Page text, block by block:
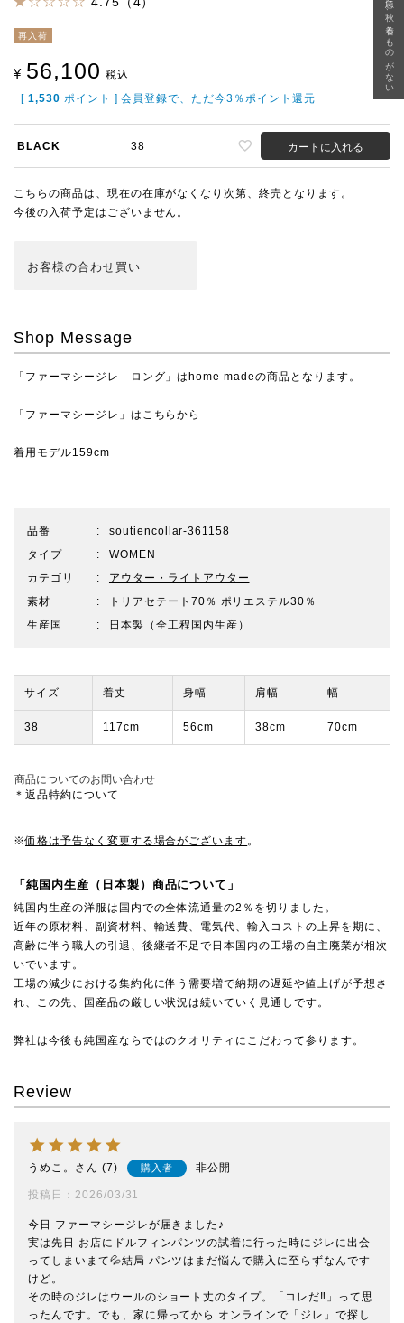
再入荷
¥ 56,100 税込
[ 1,530 ポイント ] 会員登録で、ただ今3％ポイント還元
BLACK 38 カートに入れる
こちらの商品は、現在の在庫がなくなり次第、終売となります。
今後の入荷予定はございません。
お客様の合わせ買い
Shop Message
「ファーマシージレ ロング」はhome madeの商品となります。
「ファーマシージレ」は こちらから
着用モデル159cm
品番
soutiencollar-361158
タイプ
WOMEN
カテゴリ
アウター・ライトアウター
素材
トリアセテート70％ ポリエステル30％
生産国
日本製（全工程国内生産）
サイズ 着丈 身幅 肩幅 幅
38 117cm 56cm 38cm 70cm
商品についてのお問い合わせ
＊返品特約について
※価格は予告なく変更する場合がございます。
「純国内生産（日本製）商品について」
純国内生産の洋服は国内での全体流通量の2％を切りました。
近年の原材料、副資材料、輸送費、電気代、輸入コストの上昇を期に、
高齢に伴う職人の引退、後継者不足で日本国内の工場の自主廃業が相次
いでいます。
工場の減少における集約化に伴う需要増で納期の遅延や値上げが予想さ
れ、この先、国産品の厳しい状況は続いていく見通しです。
弊社は今後も純国産ならではのクオリティにこだわって参ります。
Review
うめこ。 7 購入者 非公開
投稿日 2026/03/31
今日 ファーマシージレが届きました♪
実は先日 お店にドルフィンパンツの試着に行った時にジレに出会
ってしまいまて💦結局 パンツはまだ悩んで購入に至らずなんです
けど。
その時のジレはウールのショート丈のタイプ。「コレだ‼︎」って思
ったんです。でも、家に帰ってから オンラインで「ジレ」で探し
急に秋、着るものがない